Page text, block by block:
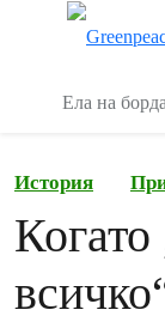
Ела на
История